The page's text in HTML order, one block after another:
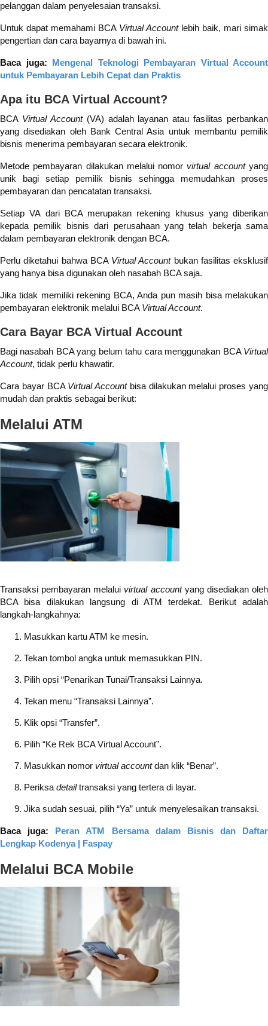
pelanggan dalam penyelesaian transaksi.
Untuk dapat memahami BCA Virtual Accountlebih baik, mari simak
pengertian dan cara bayarnya di bawah ini.
Baca juga: Mengenal Teknologi Pembayaran Virtual Account
untuk Pembayaran Lebih Cepat dan Praktis
Apa itu BCA Virtual Account?
BCA Virtual Account(VA) adalah layanan atau fasilitas perbankan
yang disediakan oleh Bank Central Asia untuk membantu pemilik
bisnis menerima pembayaran secara elektronik.
Metode pembayaran dilakukan melalui nomor virtual accountyang
unik bagi setiap pemilik bisnis sehingga memudahkan proses
pembayaran dan pencatatan transaksi.
Setiap VA dari BCA merupakan rekening khusus yang diberikan
kepada pemilik bisnis dari perusahaan yang telah bekerja sama
dalam pembayaran elektronik dengan BCA.
Perlu diketahui bahwa BCA Virtual Accountbukan fasilitas eksklusif
yang hanya bisa digunakan oleh nasabah BCA saja.
Jika tidak memiliki rekening BCA, Anda pun masih bisa melakukan
pembayaran elektronik melalui BCA Virtual Account.
Cara Bayar BCA Virtual Account
Bagi nasabah BCA yang belum tahu cara menggunakan BCA Virtual
Account, tidak perlu khawatir.
Cara bayar BCA Virtual Accountbisa dilakukan melalui proses yang
mudah dan praktis sebagai berikut:
Melalui ATM
Transaksi pembayaran melalui virtual accountyang disediakan oleh
BCA bisa dilakukan langsung di ATM terdekat. Berikut adalah
langkah-langkahnya:
Masukkan kartu ATM ke mesin.
Tekan tombol angka untuk memasukkan PIN.
Pilih opsi “Penarikan Tunai/Transaksi Lainnya.
Tekan menu “Transaksi Lainnya”.
Klik opsi “Transfer”.
Pilih “Ke Rek BCA Virtual Account”.
Masukkan nomor virtual accountdan klik “Benar”.
Periksa detailtransaksi yang tertera di layar.
Jika sudah sesuai, pilih “Ya” untuk menyelesaikan transaksi.
Baca juga: Peran ATM Bersama dalam Bisnis dan Daftar
Lengkap Kodenya | Faspay
Melalui BCA Mobile